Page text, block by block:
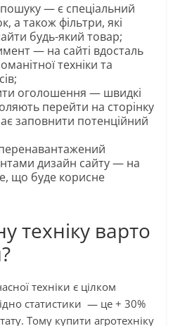
— є спеціальний
а також фільтри, які
будь-який товар;
— на сайті вдосталь
техніки та
оголошення — швидкі
перейти на сторінку
заповнити потенційний
дизайн сайту — на
що буде корисне
техніку варто
техніки є цілком
статистики — це + 30%
Тому купити агротехніку